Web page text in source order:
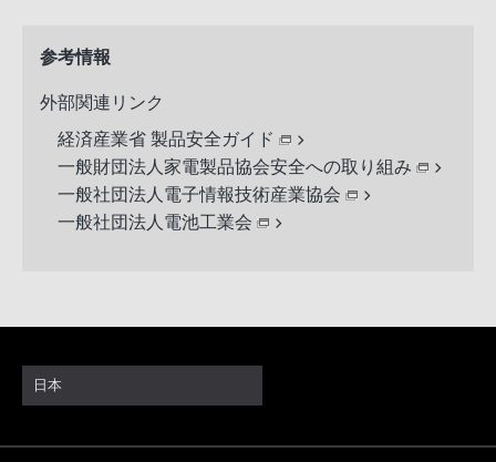
参考情報
外部関連リンク
経済産業省 製品安全ガイド
一般財団法人家電製品協会安全への取り組み
一般社団法人電子情報技術産業協会
一般社団法人電池工業会
日本